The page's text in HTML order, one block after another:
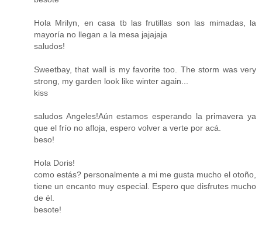
Hola Mrilyn, en casa tb las frutillas son las mimadas, la
mayoría no llegan a la mesa jajajaja
saludos!
Sweetbay, that wall is my favorite too. The storm was very
strong, my garden look like winter again...
kiss
saludos Angeles!Aún estamos esperando la primavera ya
que el frío no afloja, espero volver a verte por acá.
beso!
Hola Doris!
como estás? personalmente a mi me gusta mucho el otoño,
tiene un encanto muy especial. Espero que disfrutes mucho
de él.
besote!